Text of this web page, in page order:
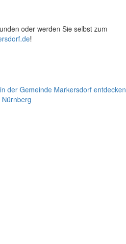
oder werden Sie selbst zum
!
Nürnberg